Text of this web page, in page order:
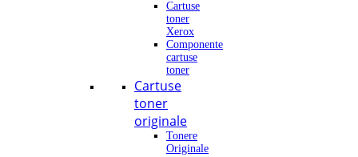
Cartuse
toner
Xerox
Componente
cartuse
toner
Cartuse
toner
originale
Tonere
Originale